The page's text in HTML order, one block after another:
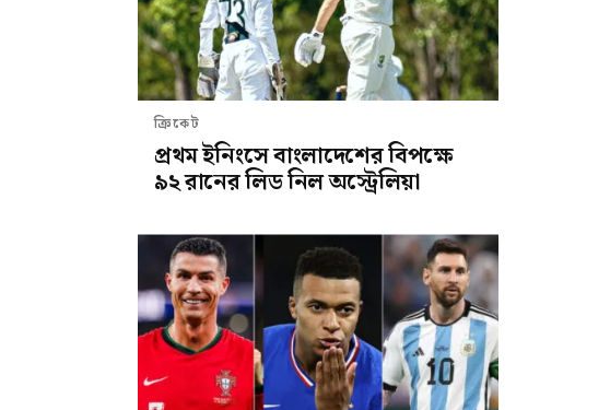
ক্রিকেট
প্রথম ইনিংসে বাংলাদেশের বিপক্ষে
৯২ রানের লিড নিল অস্ট্রেলিয়া